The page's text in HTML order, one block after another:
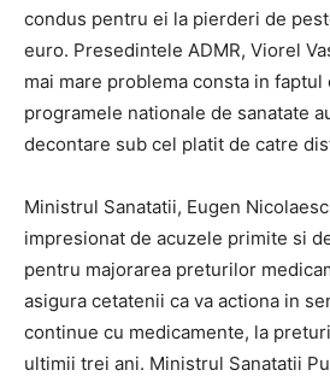
condus pentru ei la pierderi de
euro. Presedintele ADMR, Viorel
mai mare problema consta in
programele nationale de sanatate
decontare sub cel platit de catre
Ministrul Sanatatii, Eugen
impresionat de acuzele primite si
pentru majorarea preturilor
asigura cetatenii ca va actiona in
continue cu medicamente, la
ultimii trei ani. Ministrul Sanatatii